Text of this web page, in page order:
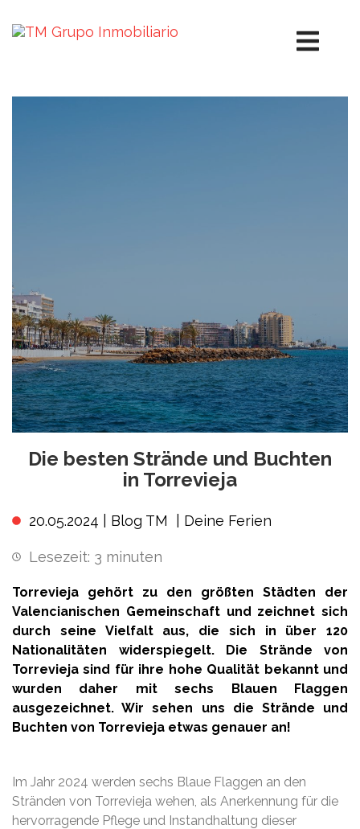
Die besten Strände und Buchten
in Torrevieja
20.05.2024 | Blog TM Deine Ferien
Lesezeit: 3 minuten
Torrevieja gehört zu den größten Städten der
Valencianischen Gemeinschaft und zeichnet sich
durch seine Vielfalt aus, die sich in über 120
Nationalitäten widerspiegelt. Die Strände von
Torrevieja sind für ihre hohe Qualität bekannt und
wurden daher mit sechs Blauen Flaggen
ausgezeichnet. Wir sehen uns die Strände und
Buchten von Torrevieja etwas genauer an!
Im Jahr 2024 werden sechs Blaue Flaggen an den
Stränden von Torrevieja wehen, als Anerkennung für die
hervorragende Pflege und Instandhaltung dieser